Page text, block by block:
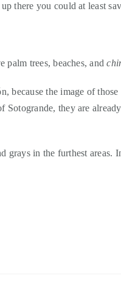
there you could at least
palm trees, beaches, and
because the image of
they are
in the furthest areas.